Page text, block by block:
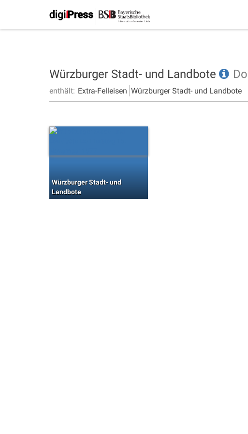
Würzburger Stadt- und Landbote
enthält: Extra-Felleisen Würzburger Stadt- und Landbote
Würzburger Stadt- und
Landbote